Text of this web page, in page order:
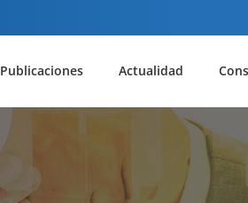
Publicaciones Actualidad